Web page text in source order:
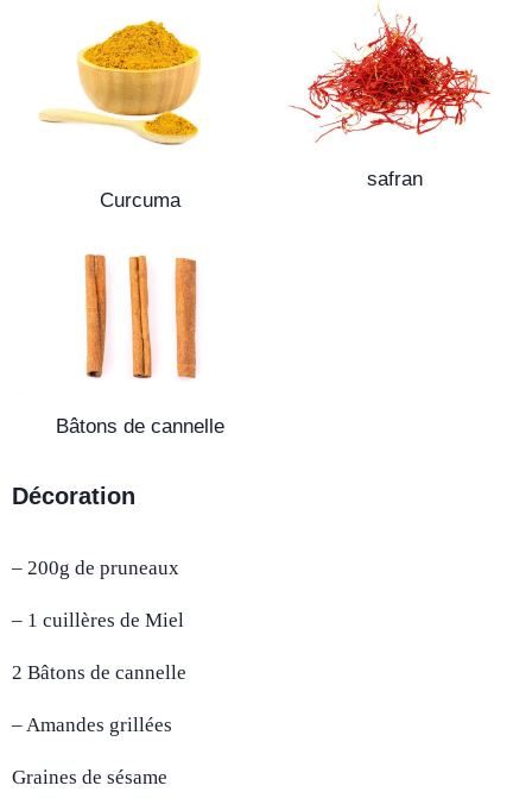
Curcuma
safran
Bâtons de cannelle
Décoration
– 200g de pruneaux
– 1 cuillères de Miel
2 Bâtons de cannelle
– Amandes grillées
Graines de sésame